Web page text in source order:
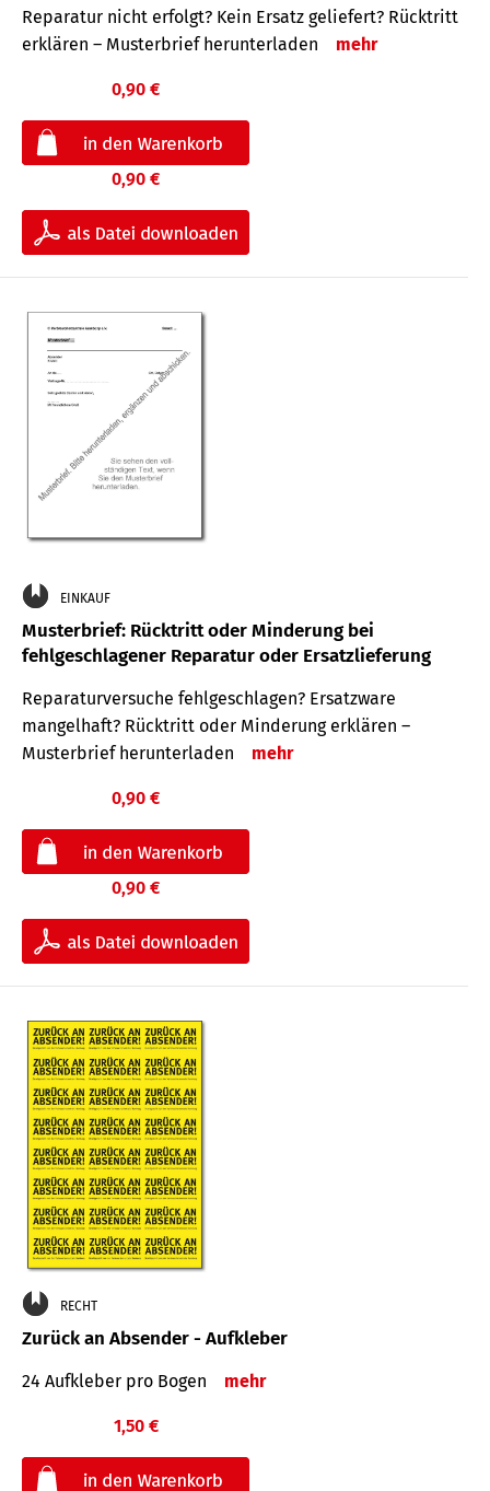
Reparatur nicht erfolgt? Kein Ersatz geliefert? Rücktritt
erklären – Musterbrief herunterladen
mehr
0,90 €
0,90 €
EINKAUF
Musterbrief: Rücktritt oder Minderung bei
fehlgeschlagener Reparatur oder Ersatzlieferung
Reparaturversuche fehlgeschlagen? Ersatzware
mangelhaft? Rücktritt oder Minderung erklären –
Musterbrief herunterladen
mehr
0,90 €
0,90 €
RECHT
Zurück an Absender - Aufkleber
24 Aufkleber pro Bogen mehr
1,50 €